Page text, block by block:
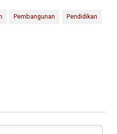
Pembangunan Pendidikan